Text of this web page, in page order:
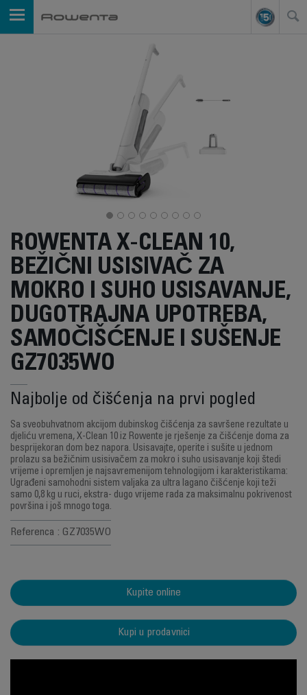
ROWENTA X-CLEAN 10,
BEŽIČNI USISIVAČ ZA
MOKRO I SUHO USISAVANJE,
DUGOTRAJNA UPOTREBA,
SAMOČIŠĆENJE I SUŠENJE
GZ7035WO
Najbolje od čišćenja na prvi pogled
Sa sveobuhvatnom akcijom dubinskog čišćenja za savršene rezultate u
djeliću vremena, X-Clean 10 iz Rowente je rješenje za čišćenje doma za
besprijekoran dom bez napora. Usisavajte, operite i sušite u jednom
prolazu sa bežičnim usisivačem za mokro i suho usisavanje koji štedi
vrijeme i opremljen je najsavremenijom tehnologijom i karakteristikama:
Ugrađeni samohodni sistem valjaka za ultra lagano čišćenje koji teži
samo 0,8 kg u ruci, ekstra- dugo vrijeme rada za maksimalnu pokrivenost
površina i još mnogo toga.
Referenca : GZ7035WO
Kupite online
Kupi u prodavnici